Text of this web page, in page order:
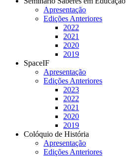
Apresentação
Edições Anteriores
2022
2021
2020
2019
SpaceIF
Apresentação
Edições Anteriores
2023
2022
2021
2020
2019
Colóquio de História
Apresentação
Edições Anteriores